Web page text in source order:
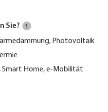
Sie? ?
Photovoltaik
Smart Home, e-Mobilität